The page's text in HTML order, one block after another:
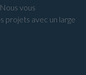
vous
projets avec un large